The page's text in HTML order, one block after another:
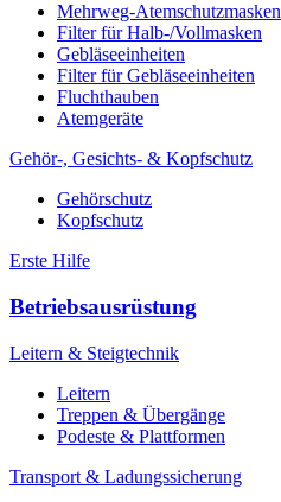
Mehrweg-Atemschutzmasken
Filter für Halb-/Vollmasken
Gebläseeinheiten
Filter für Gebläseeinheiten
Fluchthauben
Atemgeräte
Gehör-, Gesichts- & Kopfschutz
Gehörschutz
Kopfschutz
Erste Hilfe
Betriebsausrüstung
Leitern & Steigtechnik
Leitern
Treppen & Übergänge
Podeste & Plattformen
Transport & Ladungssicherung